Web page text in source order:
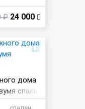
₽ 24 000
дома
спаль